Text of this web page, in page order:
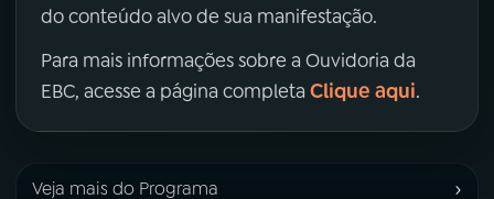
do conteúdo alvo de sua manifestação.
Para mais informações sobre a Ouvidoria da
EBC, acesse a página completa Clique aqui.
Veja mais do Programa ›